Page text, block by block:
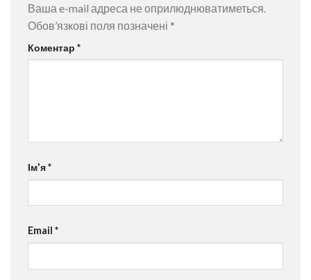
Ваша e-mail адреса не оприлюднюватиметься.
Обов’язкові поля позначені *
Коментар *
Ім'я*
Email *